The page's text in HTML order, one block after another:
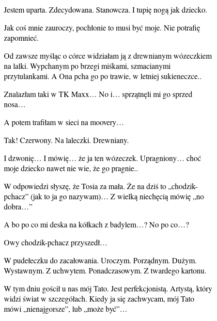
Jestem uparta. Zdecydowana. Stanowcza. I tupię nogą jak dziecko.
Jak coś mnie zauroczy, pochłonie to musi być moje. Nie potrafię
zapomnieć.
Od zawsze myśląc o córce widziałam ją z drewnianym wózeczkiem
na lalki. Wypchanym po brzegi miśkami, szmacianymi
przytulankami. A Ona pcha go po trawie, w letniej sukieneczce..
Znalazłam taki w TK Maxx… No i… sprzątnęli mi go sprzed
nosa…
A potem trafiłam w sieci na moovery…
Tak! Czerwony. Na laleczki. Drewniany.
I dzwonię… I mówię… że ja ten wózeczek. Upragniony… choć
moje dziecko nawet nie wie, że go pragnie..
W odpowiedzi słyszę, że Tosia za mała. Że na dziś to „chodzik-
pchacz” (jak to ja go nazywam)… Z wielką niechęcią mówię „no
dobra…”
A bo po co mi deska na kółkach z badylem…? No po co…?
Owy chodzik-pchacz przyszedł…
W pudełeczku do zacałowania. Uroczym. Porządnym. Dużym.
Wystawnym. Z uchwytem. Ponadczasowym. Z twardego kartonu.
W tym dniu gościł u nas mój Tato. Jest perfekcjonistą. Artystą, który
widzi świat w szczegółach. Kiedy ja się zachwycam, mój Tato
mówi „nienajgorsze”, lub „może być”…